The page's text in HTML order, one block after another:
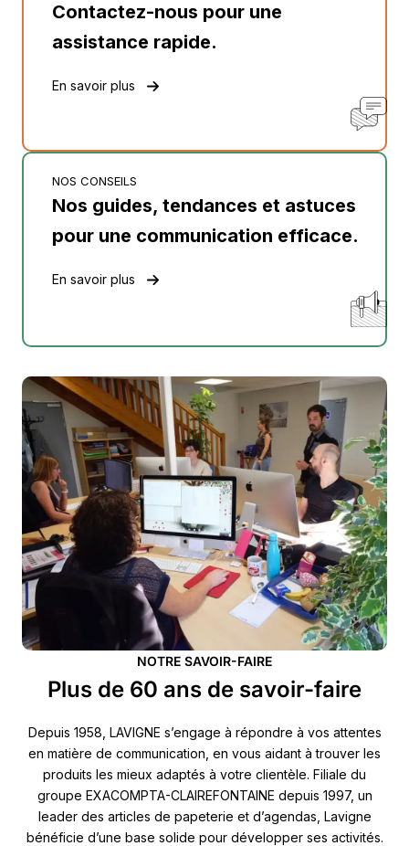
Contactez-nous pour une
assistance rapide.
En savoir plus
NOS CONSEILS
Nos guides, tendances et astuces
pour une communication efficace.
En savoir plus
NOTRE SAVOIR-FAIRE
Plus de 60 ans de savoir-faire
Depuis 1958, LAVIGNE s’engage à répondre à vos attentes
en matière de communication, en vous aidant à trouver les
produits les mieux adaptés à votre clientèle. Filiale du
groupe EXACOMPTA-CLAIREFONTAINE depuis 1997, un
leader des articles de papeterie et d’agendas, Lavigne
bénéficie d’une base solide pour développer ses activités.